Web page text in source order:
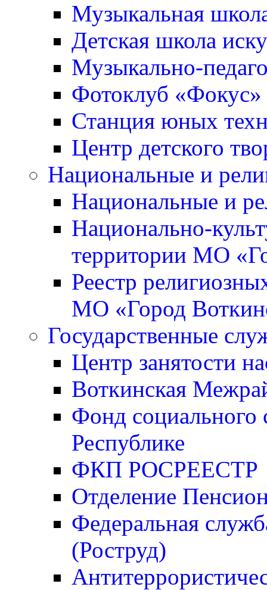
Музыкальная
Детская школа
Музыкально-
Фотоклуб «Фокус»
Станция юных
Центр детского
Национальные и
Национальные и
Национально-
территории МО
Реестр
МО «Город
Государственные
Центр занятости
Воткинская
Фонд социального
Республике
ФКП РОСРЕЕСТР
Отделение
Федеральная
(Роструд)